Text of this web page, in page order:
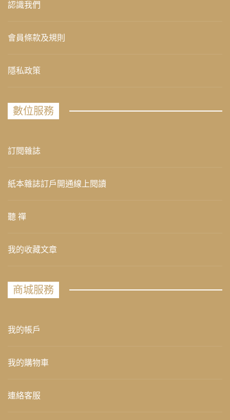
認識我們
會員條款及規則
隱私政策
數位服務
訂閱雜誌
紙本雜誌訂戶開通線上閱讀
聽 禪
我的收藏文章
商城服務
我的帳戶
我的購物車
連絡客服